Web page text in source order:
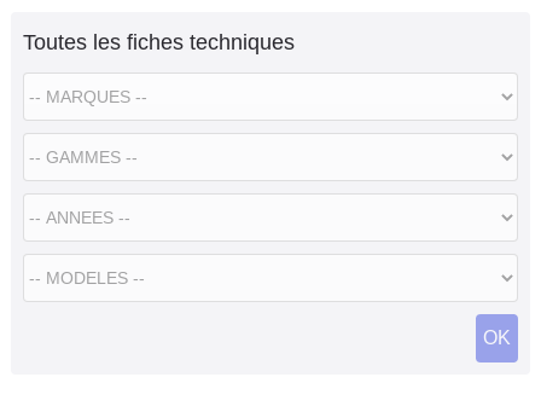
Toutes les fiches techniques